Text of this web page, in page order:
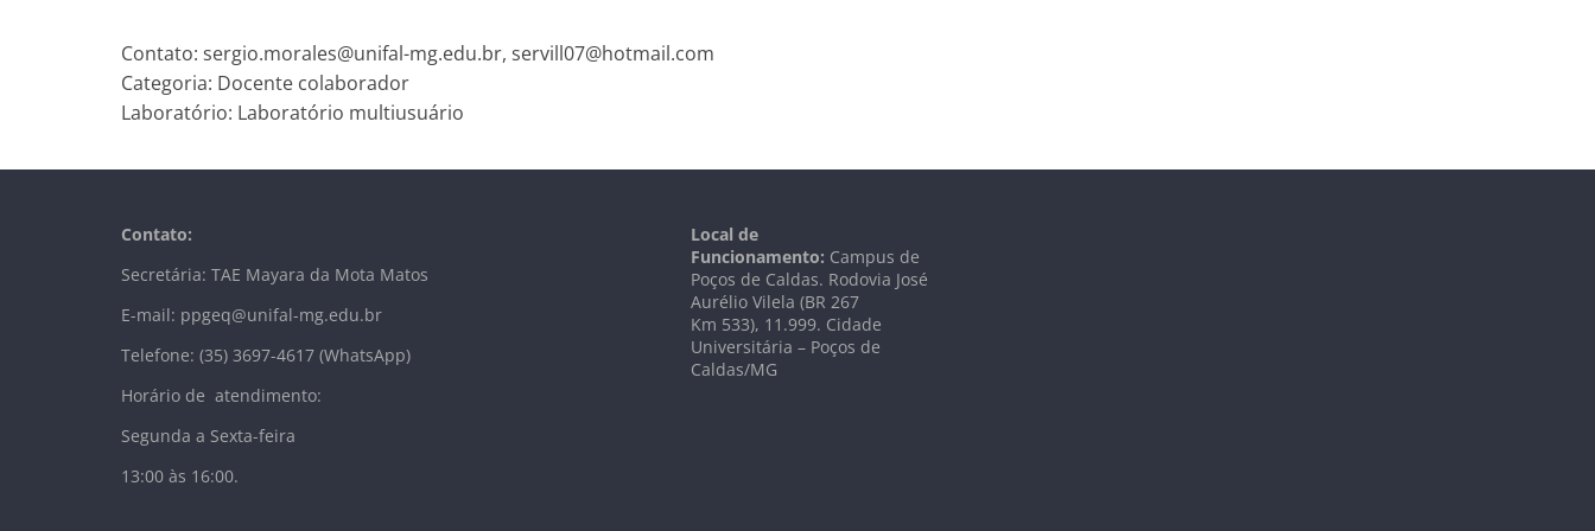
Contato: sergio.morales@unifal-mg.edu.br, servill07@hotmail.com
Categoria: Docente colaborador
Laboratório: Laboratório multiusuário
Contato:
Secretária: TAE Mayara da Mota Matos
E-mail: ppgeq@unifal-mg.edu.br
Telefone: (35) 3697-4617 (WhatsApp)
Horário de atendimento:
Segunda a Sexta-feira
13:00 às 16:00.
Local de
Funcionamento: Campus de
Poços de Caldas. Rodovia José
Aurélio Vilela (BR 267
Km 533), 11.999. Cidade
Universitária – Poços de
Caldas/MG